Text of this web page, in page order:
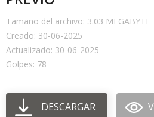
Tamaño del archivo: 3.03 MEGABYTE
Creado: 30-06-2025
Actualizado: 30-06-2025
Golpes: 78
DESCARGAR